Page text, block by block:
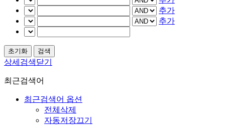
추가
추가
상세검색닫기
최근검색어
최근검색어 옵션
전체삭제
자동저장끄기